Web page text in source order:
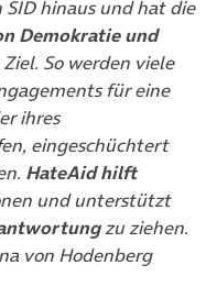
hinaus und hat die
Demokratie und
So werden viele
für eine
ihres
eingeschüchtert
HateAid hilft
und unterstützt
zu ziehen.
von Hodenberg